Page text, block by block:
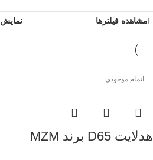
مشاهده فیلترها نمایش
اتمام موجودی
هدلایت D65 برند MZM